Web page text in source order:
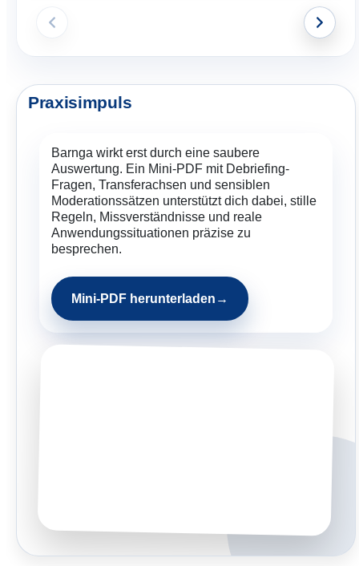
Praxisimpuls
Barnga wirkt erst durch eine saubere
Auswertung. Ein Mini-PDF mit Debriefing-
Fragen, Transferachsen und sensiblen
Moderationssätzen unterstützt dich dabei, stille
Regeln, Missverständnisse und reale
Anwendungssituationen präzise zu
besprechen.
Mini-PDF herunterladen